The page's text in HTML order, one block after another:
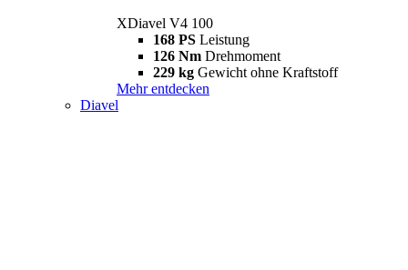
XDiavel V4 100
168 PS Leistung
126 Nm Drehmoment
229 kg Gewicht ohne Kraftstoff
Mehr entdecken
Diavel